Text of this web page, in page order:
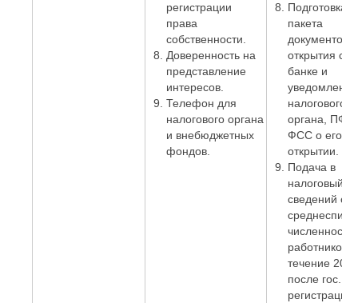
регистрации
права
собственности.
Доверенность на
представление
интересов.
Телефон для
налогового органа
и внебюджетных
фондов.
Подготовка
пакета
документов
открытия
банке и
уведомление
налогового
органа, ПФР
ФСС о его
открытии.
Подача в
налоговый
сведений о
численности
работников.
течение 20
после гос.